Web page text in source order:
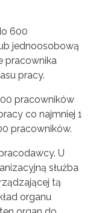
600
jednoosobową
pracownika
pracy.
pracowników
co najmniej 1
pracowników.
U
służba
tą
organu